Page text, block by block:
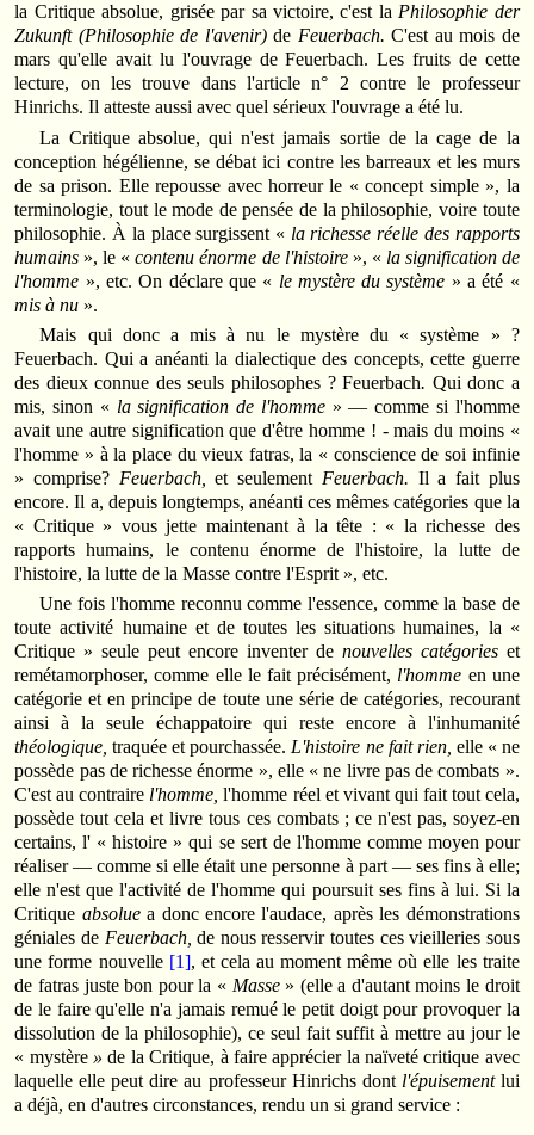
la Critique absolue, grisée par sa victoire, c'est la Philosophie der
Zukunft (Philosophie de l'avenir)de Feuerbach.C'est au mois de
mars qu'elle avait lu l'ouvrage de Feuerbach. Les fruits de cette
lecture, on les trouve dans l'article n° 2 contre le professeur
Hinrichs. Il atteste aussi avec quel sérieux l'ouvrage a été lu.
La Critique absolue, qui n'est jamais sortie de la cage de la
conception hégélienne, se débat ici contre les barreaux et les murs
de sa prison. Elle repousse avec horreur le « concept simple », la
terminologie, tout le mode de pensée de la philosophie, voire toute
philosophie. À la place surgissent « la richesse réelle des rapports
humains », le «contenu énorme de l'histoire», « la signification de
l'homme », etc. On déclare que « le mystère du système » a été «
mis à nu ».
Mais qui donc a mis à nu le mystère du « système » ?
Feuerbach. Qui a anéanti la dialectique des concepts, cette guerre
des dieux connue des seuls philosophes ? Feuerbach. Qui donc a
mis, sinon « la signification de l'homme» — comme si l'homme
avait une autre signification que d'être homme ! - mais du moins «
l'homme » à la place du vieux fatras, la « conscience de soi infinie
» comprise? Feuerbach,et seulement Feuerbach. Il a fait plus
encore. Il a, depuis longtemps, anéanti ces mêmes catégories que la
« Critique » vous jette maintenant à la tête : « la richesse des
rapports humains, le contenu énorme de l'histoire, la lutte de
l'histoire, la lutte de la Masse contre l'Esprit », etc.
Une fois l'homme reconnu comme l'essence, comme la base de
toute activité humaine et de toutes les situations humaines, la «
Critique » seule peut encore inventer de nouvelles catégories et
remétamorphoser, comme elle le fait précisément, l'homme en une
catégorie et en principe de toute une série de catégories, recourant
ainsi à la seule échappatoire qui reste encore à l'inhumanité
théologique,traquée et pourchassée. L'histoire ne fait rien, elle « ne
possède pas de richesse énorme », elle « ne livre pas de combats ».
C'est au contraire l'homme,l'homme réel et vivant qui fait tout cela,
possède tout cela et livre tous ces combats ; ce n'est pas, soyez-en
certains, l' « histoire » qui se sert de l'homme comme moyen pour
réaliser — comme si elle était une personne à part — ses fins à elle;
elle n'est que l'activité de l'homme qui poursuit ses fins à lui. Si la
Critique absoluea donc encore l'audace, après les démonstrations
géniales de Feuerbach,de nous resservir toutes ces vieilleries sous
une forme nouvelle [1], et cela au moment même où elle les traite
de fatras juste bon pour la « Masse» (elle a d'autant moins le droit
de le faire qu'elle n'a jamais remué le petit doigt pour provoquer la
dissolution de la philosophie), ce seul fait suffit à mettre au jour le
« mystère »de la Critique, à faire apprécier la naïveté critique avec
laquelle elle peut dire au professeur Hinrichs dont l'épuisementlui
a déjà, en d'autres circonstances, rendu un si grand service :